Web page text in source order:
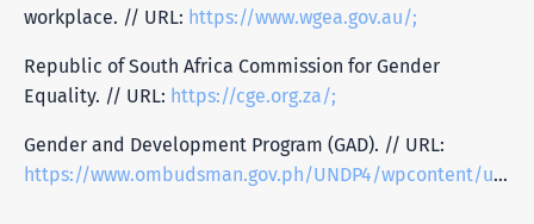
workplace. // URL: https://www.wgea.gov.au/;
Republic of South Africa Commission for Gender
Equality. // URL: https://cge.org.za/;
Gender and Development Program (GAD). // URL:
https://www.ombudsman.gov.ph/UNDP4/wpcontent/uploads/2013/01/GenderDevCodes_Final.pdf